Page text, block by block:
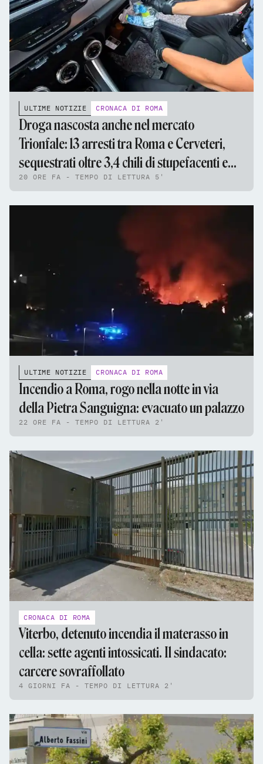
ULTIME NOTIZIE CRONACA DI ROMA
Droga nascosta anche nel mercato
Trionfale: 13 arresti tra Roma e Cerveteri,
sequestrati oltre 3,4 chili di stupefacenti e
95mila euro
20 ORE FA - TEMPO DI LETTURA 5'
ULTIME NOTIZIE CRONACA DI ROMA
Incendio a Roma, rogo nella notte in via
della Pietra Sanguigna: evacuato un palazzo
22 ORE FA - TEMPO DI LETTURA 2'
CRONACA DI ROMA
Viterbo, detenuto incendia il materasso in
cella: sette agenti intossicati. Il sindacato:
carcere sovraffollato
4 GIORNI FA - TEMPO DI LETTURA 2'